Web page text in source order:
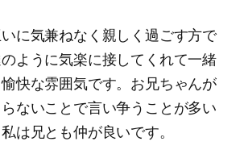
に気兼ねなく親しく過ごす方で
ように気楽に接してくれて一緒
快な雰囲気です。お兄ちゃんが
ないことで言い争うことが多い
は兄とも仲が良いです。